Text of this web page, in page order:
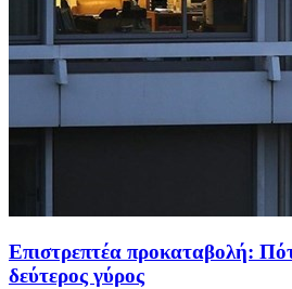
Επιστρεπτέα προκαταβολή:
δεύτερος γύρος